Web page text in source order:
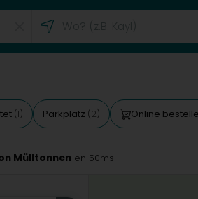
(1) Parkplatz (2) Online
Mülltonnen en 50ms